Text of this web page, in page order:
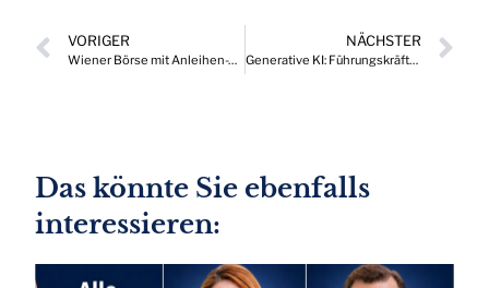
VORIGER
Wiener Börse mit Anleihen-Wachstum – Aktienumsätze stabilisieren sich
NÄCHSTER
Generative KI: Führungskräfte sehen mehr innovative Vorteile als Risiken
Das könnte Sie ebenfalls
interessieren: